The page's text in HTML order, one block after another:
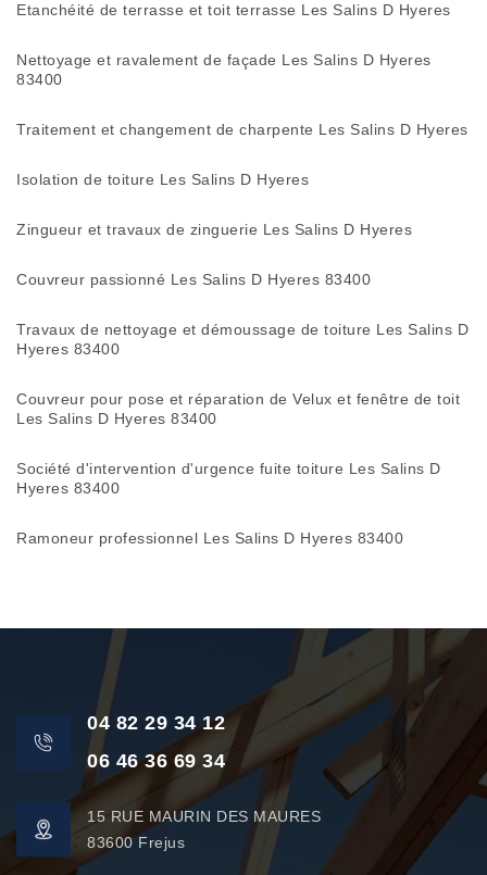
Etanchéité de terrasse et toit terrasse Les Salins D Hyeres
Nettoyage et ravalement de façade Les Salins D Hyeres
83400
Traitement et changement de charpente Les Salins D Hyeres
Isolation de toiture Les Salins D Hyeres
Zingueur et travaux de zinguerie Les Salins D Hyeres
Couvreur passionné Les Salins D Hyeres 83400
Travaux de nettoyage et démoussage de toiture Les Salins D
Hyeres 83400
Couvreur pour pose et réparation de Velux et fenêtre de toit
Les Salins D Hyeres 83400
Société d'intervention d'urgence fuite toiture Les Salins D
Hyeres 83400
Ramoneur professionnel Les Salins D Hyeres 83400
04 82 29 34 12
06 46 36 69 34
15 RUE MAURIN DES MAURES
83600 Frejus